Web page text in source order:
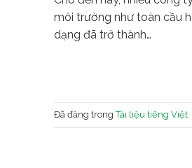
môi trường như toàn cầu
dạng đã trở thành…
Đã đăng trongTài liệu tiếng Việt